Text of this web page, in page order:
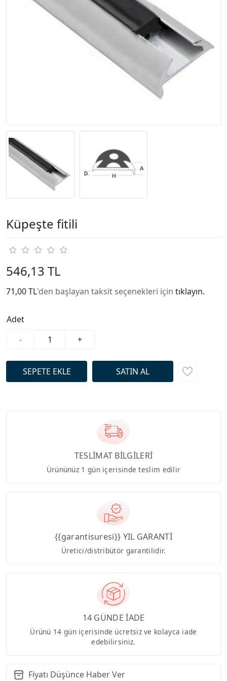
Küpeşte fitili
546,13 TL
71,00 TL'den başlayan taksit seçenekleri için tıklayın.
Adet
-
+
TESLİMAT BİLGİLERİ
Ürününüz 1 gün içerisinde teslim edilir
{{garantisuresi}} YIL GARANTİ
Üretici/distribütör garantilidir.
14 GÜNDE İADE
Ürünü 14 gün içerisinde ücretsiz ve kolayca iade
edebilirsiniz.
Fiyatı Düşünce Haber Ver